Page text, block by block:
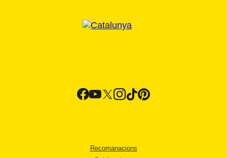
Recomanacions